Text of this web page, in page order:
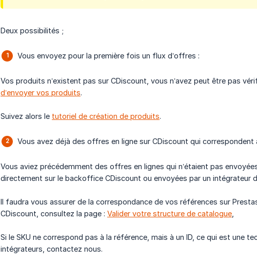
Deux possibilités ;
Vous envoyez pour la première fois un flux d’offres :
Vos produits n’existent pas sur CDiscount, vous n’avez peut être pas
d’envoyer vos produits.
Suivez alors le tutoriel de création de produits.
Vous avez déjà des offres en ligne sur CDiscount qui correspondent
Vous aviez précédemment des offres en lignes qui n’étaient pas
directement sur le backoffice CDiscount ou envoyées par un intégrateur
Il faudra vous assurer de la correspondance de vos références sur
CDiscount, consultez la page : Valider votre structure de catalogue
Si le SKU ne correspond pas à la référence, mais à un ID, ce qui est une
intégrateurs, contactez nous.